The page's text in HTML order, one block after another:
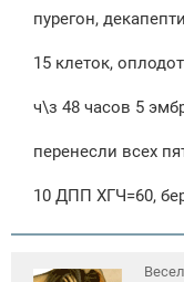
пурегон,
15 клеток,
ч\з 48 часов 5
перенесли всех
10 ДПП ХГЧ=60,